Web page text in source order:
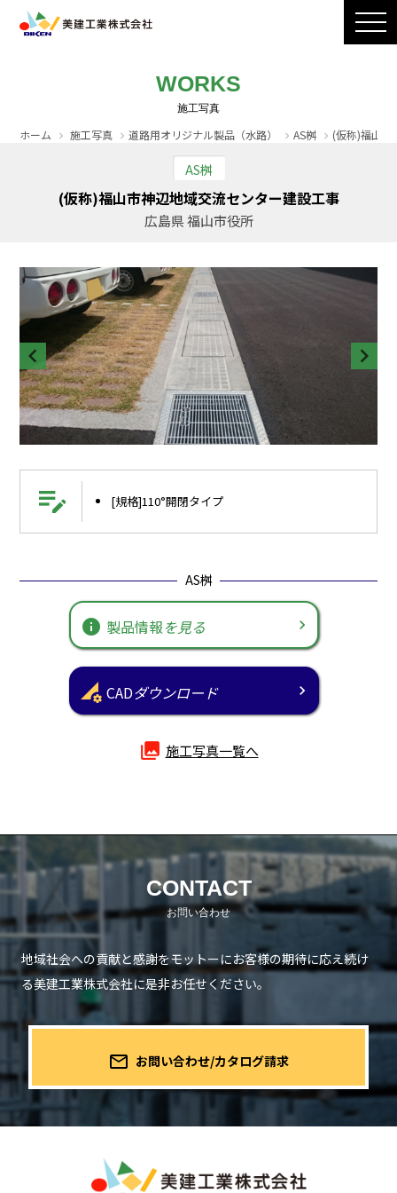
製品ラインナップ
CADダウンロード
WORKS
ホーム 施工写真 道路用オリジナル製品（水路） AS桝 (仮称)福山市
AS桝
(仮称)福山市神辺地域交流センター建設工事
広島県 福山市役所
edit_note [規格]110°開閉タイプ
AS桝
info 製品情報を見る
perm_data_setting CADダウンロード
photo_library 施工写真一覧へ
CONTACT
地域社会への貢献と感謝をモットーにお客様の期待に応え続け
る美建工業株式会社に是非お任せください。
mail_outline お問い合わせ/カタログ請求